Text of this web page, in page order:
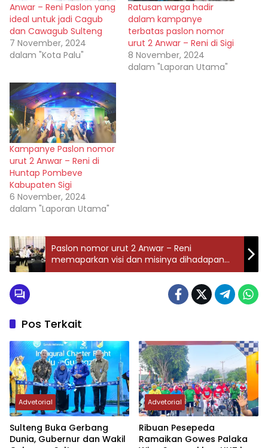
Anwar – Reni Paslon yang
ideal untuk jadi Cagub
dan Cawagub Sulteng
7 November, 2024
dalam "Kota Palu"
Ratusan warga hadir
dalam kampanye
terbatas paslon nomor
urut 2 Anwar – Reni di Sigi
8 November, 2024
dalam "Laporan Utama"
Kampanye Paslon nomor
urut 2 Anwar – Reni di
Huntap Pombeve
Kabupaten Sigi
6 November, 2024
dalam "Laporan Utama"
Paslon nomor urut 2 Anwar – Reni
memaparkan visi dan misinya dihadapan
para Pendeta GBI Se Sulteng
Pos Terkait
Advetorial
Sulteng Buka Gerbang
Dunia, Gubernur dan Wakil
Advetorial
Ribuan Pesepeda
Ramaikan Gowes Palaka